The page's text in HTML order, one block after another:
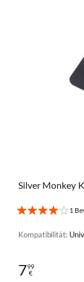
Silver Monkey
1
Kompatibilität:
799
€